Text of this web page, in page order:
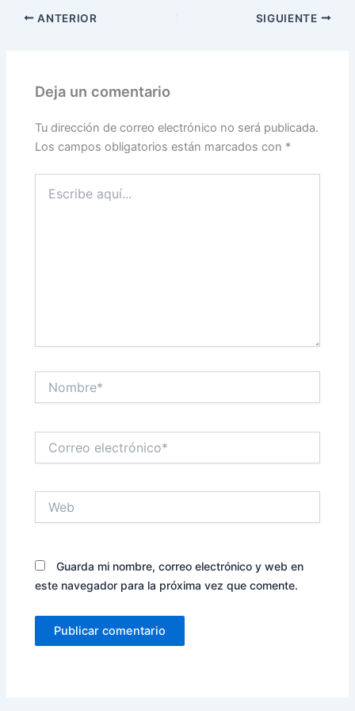
ANTERIOR SIGUIENTE
Deja un comentario
Tu dirección de correo electrónico no será publicada.
Los campos obligatorios están marcados con *
aquí...
electrónico*
Guarda mi nombre, correo electrónico y web en
este navegador para la próxima vez que comente.